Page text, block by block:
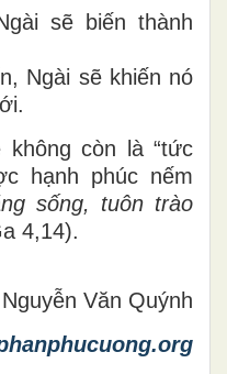
sẽ biến thành
Ngài sẽ khiến nó
còn là “tức
hạnh phúc nếm
sống, tuôn trào
4,14).
Văn Quýnh